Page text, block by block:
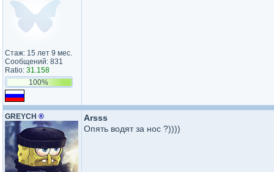
Стаж: 15 лет 9 мес.
Сообщений: 831
Ratio: 31.158
100%
GREYCH ®
Arsss
Опять водят за нос ?))))